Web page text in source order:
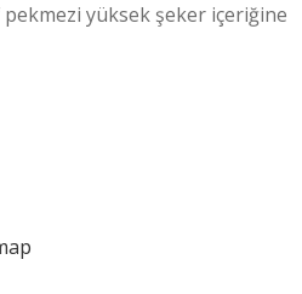
yüksek şeker içeriğine